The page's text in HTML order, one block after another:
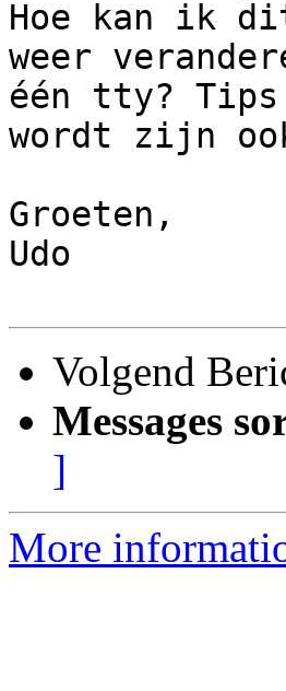
Hoe kan ik dit
weer
één tty?
wordt zijn
Groeten,
Udo
Volgend
Messages
]
More